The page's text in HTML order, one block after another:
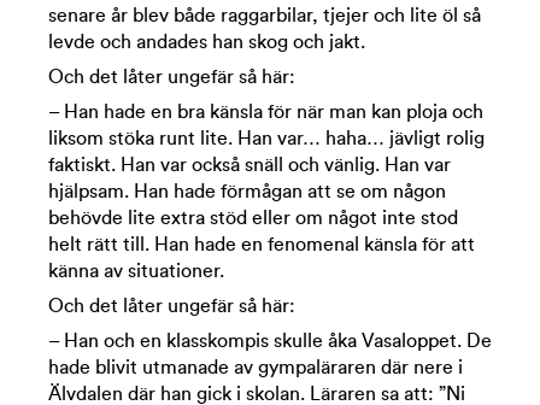
senare år blev både raggarbilar, tjejer och lite öl så
levde och andades han skog och jakt.
Och det låter ungefär så här:
– Han hade en bra känsla för när man kan ploja och
liksom stöka runt lite. Han var… haha… jävligt rolig
faktiskt. Han var också snäll och vänlig. Han var
hjälpsam. Han hade förmågan att se om någon
behövde lite extra stöd eller om något inte stod
helt rätt till. Han hade en fenomenal känsla för att
känna av situationer.
Och det låter ungefär så här:
– Han och en klasskompis skulle åka Vasaloppet. De
hade blivit utmanade av gympaläraren där nere i
Älvdalen där han gick i skolan. Läraren sa att: ”Ni